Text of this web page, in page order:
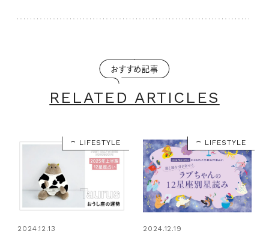
おすすめ記事
RELATED ARTICLES
LIFESTYLE
2024.12.13
LIFESTYLE
2024.12.19